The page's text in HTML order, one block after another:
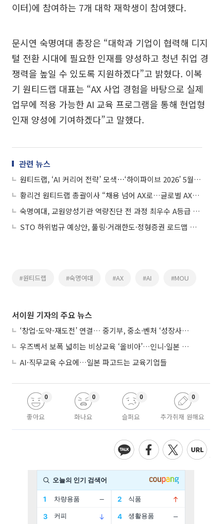
이터)에 참여하는 7개 대학 재학생이 참여했다.
문시연 숙명여대 총장은 “대학과 기업이 협력해 디지
털 전환 시대에 필요한 인재를 양성하고 청년 취업 경
쟁력을 높일 수 있도록 지원하겠다”고 밝혔다. 이복
기 원티드랩 대표는 “AX 사업 경험을 바탕으로 실제
업무에 적용 가능한 AI 교육 프로그램을 통해 현업형
인재 양성에 기여하겠다”고 말했다.
관련 뉴스
원티드랩, ‘AI 커리어 전략’ 모색⋯‘하이파이브 2026’ 5월 개최
황리건 원티드랩 총괄이사 “채용 넘어 AX로…글로벌 AX기업 목표”
숙명여대, 교원양성기관 역량진단 전 과정 최우수 A등급 획득
STO 하위법규 예상안, 풀링·거래한도·정형증권 로드맵 제시
#원티드랩 #숙명여대 #AX #AI #MOU
서이원 기자의 주요 뉴스
‘창업-도약-재도전’ 연결… 중기부, 중소·벤처 ‘성장사다리’ 짓는다
우즈벡서 보폭 넓히는 비상교육 ‘올비아’…인니·일본 진출 타진
AI·직무교육 수요에…일본 파고드는 교육기업들
좋아요
0
화나요
0
슬퍼요
0
추가취재 원해요
0